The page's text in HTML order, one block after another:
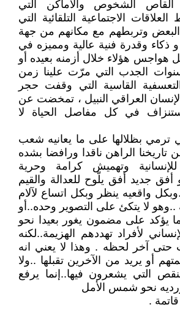
الشخوص والأماكن التي
الاجتماعية التلقائية التي
وتربطهم مع مكانهم من جهة
و ذكاء وقدرة فنية عالية ومميزه في
هواجس هؤلاء خلال أزمنه بعيده أو
سنوات الجدب التي مرّت علينا زمن
القاسية التي وقفت حجر
العراقي النبيل ، تمخضت عن
في كل مفاصل الحياة لا
ترمي بظلالها على ما يعانيه شعب
تاريخنا الراهن ناقدا ورافضا بشده
وتهميش كرامة وحرية
جديد أفق يلّوح للعدالة والقيم
واقعيه ينظر وبكل اتساع لآلام
..وهو لا يتكئ على التصوير وحده..أو
يؤكد على مضمون يغور بعيدا نحو
لأفراد تهددهم الهزيمة..لكنه
حتى آخر لحظه . وهذا لا يعني انه
أو يريد من الآخرين تقبلها ..ولا
التي يشعرون فيها..إنما يرفع
نحو شمس الأمل
.